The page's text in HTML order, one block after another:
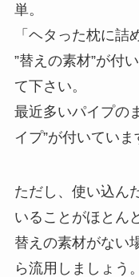
単。
「ヘタった枕に詰
”替えの素材”が付
て下さい。
最近多いパイプの
イプ”が付いていま
ただし、使い込ん
いることがほとん
替えの素材がない
ら流用しましょう。